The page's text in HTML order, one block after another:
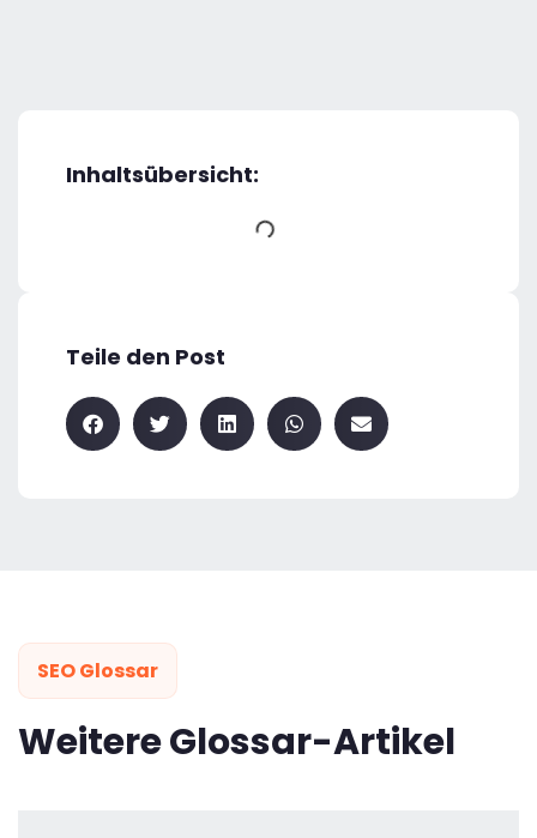
Inhaltsübersicht:
Teile den Post
SEO Glossar
Weitere Glossar-Artikel